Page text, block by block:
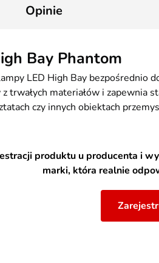
Opinie
Bay Phantom
LED High Bay
trwałych materiałów i
czy innych obiektach
produktu u producenta i
marki, która realnie